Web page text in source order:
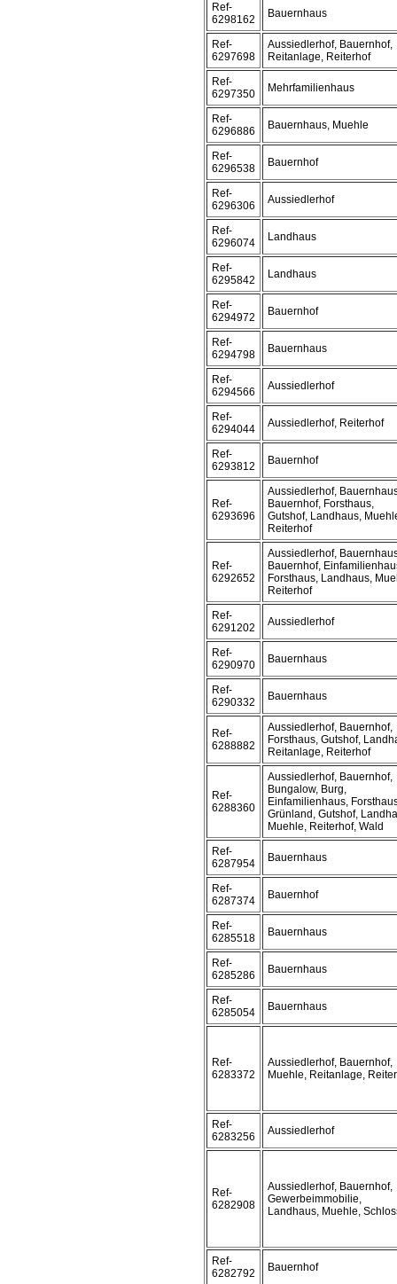
Ref-
6298162
Bauernhaus
Ref-
6297698
Aussiedlerhof, Bauernhof,
Reitanlage, Reiterhof
Ref-
6297350
Mehrfamilienhaus
Ref-
6296886
Bauernhaus, Muehle
Ref-
6296538
Bauernhof
Ref-
6296306
Aussiedlerhof
Ref-
6296074
Landhaus
Ref-
6295842
Landhaus
Ref-
6294972
Bauernhof
Ref-
6294798
Bauernhaus
Ref-
6294566
Aussiedlerhof
Ref-
6294044
Aussiedlerhof, Reiterhof
Ref-
6293812
Bauernhof
Ref-
6293696
Aussiedlerhof,
Bauernhof, Forsthaus,
Gutshof, Landhaus,
Reiterhof
Ref-
6292652
Aussiedlerhof,
Bauernhof,
Forsthaus, Landhaus,
Reiterhof
Ref-
6291202
Aussiedlerhof
Ref-
6290970
Bauernhaus
Ref-
6290332
Bauernhaus
Ref-
6288882
Aussiedlerhof, Bauernhof,
Forsthaus, Gutshof,
Reitanlage, Reiterhof
Ref-
6288360
Aussiedlerhof, Bauernhof,
Bungalow, Burg,
Einfamilienhaus,
Grünland, Gutshof,
Muehle, Reiterhof, Wald
Ref-
6287954
Bauernhaus
Ref-
6287374
Bauernhof
Ref-
6285518
Bauernhaus
Ref-
6285286
Bauernhaus
Ref-
6285054
Bauernhaus
Ref-
6283372
Aussiedlerhof, Bauernhof,
Muehle, Reitanlage,
Ref-
6283256
Aussiedlerhof
Ref-
6282908
Aussiedlerhof, Bauernhof,
Gewerbeimmobilie,
Landhaus, Muehle,
Ref-
6282792
Bauernhof